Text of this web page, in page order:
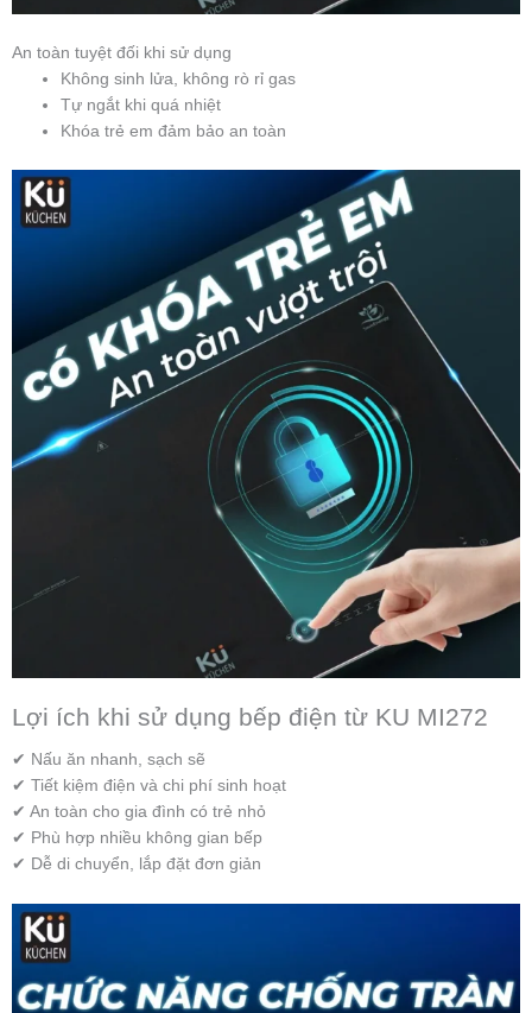
An toàn tuyệt đối khi sử dụng
Không sinh lửa, không rò rỉ gas
Tự ngắt khi quá nhiệt
Khóa trẻ em đảm bảo an toàn
Lợi ích khi sử dụng bếp điện từ KU MI272
✔ Nấu ăn nhanh, sạch sẽ
✔ Tiết kiệm điện và chi phí sinh hoạt
✔ An toàn cho gia đình có trẻ nhỏ
✔ Phù hợp nhiều không gian bếp
✔ Dễ di chuyển, lắp đặt đơn giản